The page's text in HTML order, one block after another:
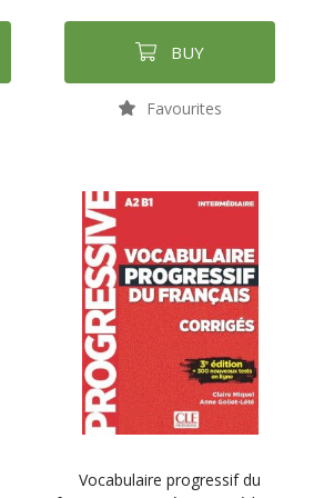
BUY
Favourites
Vocabulaire progressif du